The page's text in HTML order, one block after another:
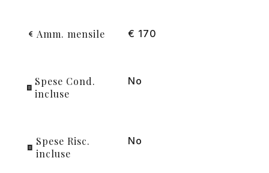
Amm. mensile € 170
Spese Cond.
incluse
No
Spese Risc.
incluse
No